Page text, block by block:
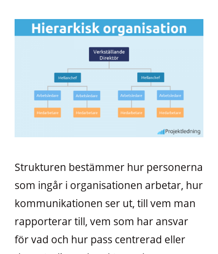
Strukturen bestämmer hur personerna
som ingår i organisationen arbetar, hur
kommunikationen ser ut, till vem man
rapporterar till, vem som har ansvar
för vad och hur pass centrerad eller